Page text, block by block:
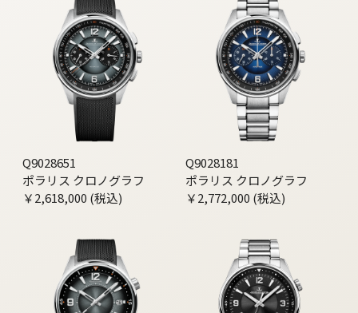
Q9028651
ポラリス クロノグラフ
￥2,618,000 (税込)
Q9028181
ポラリス クロノグラフ
￥2,772,000 (税込)